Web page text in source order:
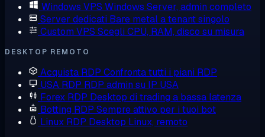
Windows VPS Windows Server, admin completo
Server dedicati Bare metal a tenant singolo
Custom VPS Scegli CPU, RAM, disco su misura
DESKTOP REMOTO
Acquista RDP Confronta tutti i piani RDP
USA RDP RDP admin su IP USA
Forex RDP Desktop di trading a bassa latenza
Botting RDP Sempre attivo per i tuoi bot
Linux RDP Desktop Linux, remoto